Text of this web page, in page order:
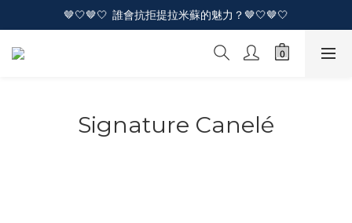
🤎🤍🤎🤍  誰會抗拒提拉米蘇的魅力？🤎🤍🤎🤍
🤎🤍🤎🤍  誰會抗拒提拉米蘇的魅力？🤎🤍🤎🤍
🔥🔥 全新裸蛋糕係列登場啦！🔥🔥
Signature Canelé